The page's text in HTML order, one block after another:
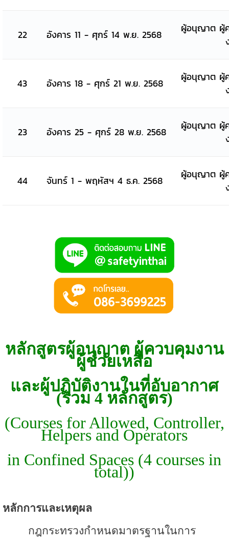
22 อังคาร 11 - ศุกร์ 14 พ.ย. 2568
ผู้อนุญาต ผู้
43 อังคาร 18 - ศุกร์ 21 พ.ย. 2568
ผู้อนุญาต ผู้
23 อังคาร 25 - ศุกร์ 28 พ.ย. 2568
ผู้อนุญาต ผู้
44 จันทร์ 1 - พฤหัสฯ 4 ธ.ค. 2568
ผู้อนุญาต ผู้
หลักสูตรผู้อนุญาต ผู้ควบคุมงาน
ผู้ช่วยเหลือ
และผู้ปฏิบัติงานในที่อับอากาศ
(รวม 4 หลักสูตร)
(Courses for Allowed, Controller,
Helpers and Operators
in Confined Spaces (4 courses in
total))
หลักการและเหตุผล
กฎกระทรวงกำหนดมาตรฐานในการ